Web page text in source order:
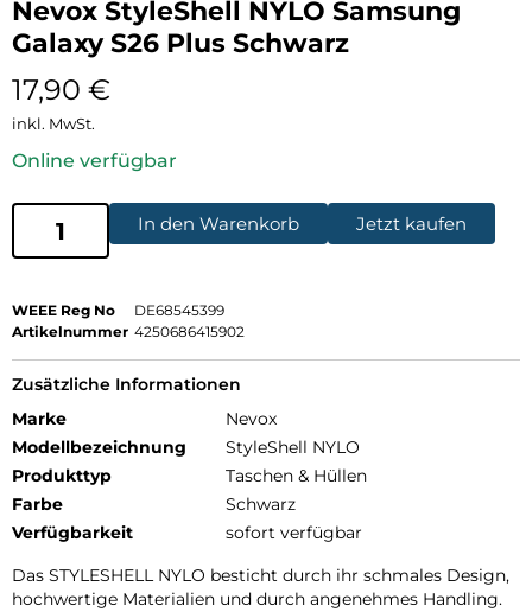
Nevox StyleShell NYLO Samsung
Galaxy S26 Plus Schwarz
17,90 €
inkl. MwSt.
Online verfügbar
In den Warenkorb Jetzt kaufen
WEEE Reg No
DE68545399
Artikelnummer 4250686415902
Zusätzliche Informationen
Marke
Nevox
Modellbezeichnung
StyleShell NYLO
Produkttyp
Taschen & Hüllen
Farbe
Schwarz
Verfügbarkeit
sofort verfügbar
Das STYLESHELL NYLO besticht durch ihr schmales Design,
hochwertige Materialien und durch angenehmes Handling.